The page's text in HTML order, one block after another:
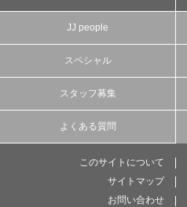
JJ people
スペシャル
スタッフ募集
よくある質問
このサイトについて
サイトマップ
お問い合わせ